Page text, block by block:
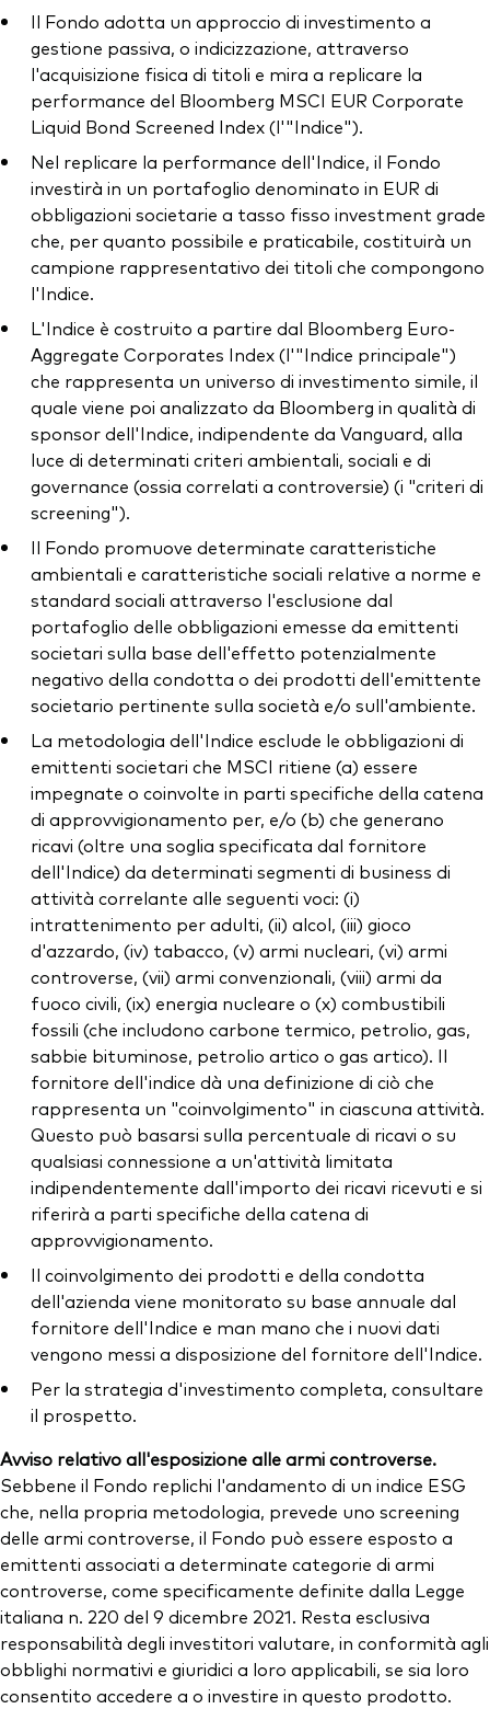
Il Fondo adotta un approccio di investimento a
gestione passiva, o indicizzazione, attraverso
l'acquisizione fisica di titoli e mira a replicare la
performance del Bloomberg MSCI EUR Corporate
Liquid Bond Screened Index (l'"Indice").
Nel replicare la performance dell'Indice, il Fondo
investirà in un portafoglio denominato in EUR di
obbligazioni societarie a tasso fisso investment grade
che, per quanto possibile e praticabile, costituirà un
campione rappresentativo dei titoli che compongono
l'Indice.
L'Indice è costruito a partire dal Bloomberg Euro-
Aggregate Corporates Index (l'"Indice principale")
che rappresenta un universo di investimento simile, il
quale viene poi analizzato da Bloomberg in qualità di
sponsor dell'Indice, indipendente da Vanguard, alla
luce di determinati criteri ambientali, sociali e di
governance (ossia correlati a controversie) (i "criteri di
screening").
Il Fondo promuove determinate caratteristiche
ambientali e caratteristiche sociali relative a norme e
standard sociali attraverso l'esclusione dal
portafoglio delle obbligazioni emesse da emittenti
societari sulla base dell'effetto potenzialmente
negativo della condotta o dei prodotti dell'emittente
societario pertinente sulla società e/o sull'ambiente.
La metodologia dell'Indice esclude le obbligazioni di
emittenti societari che MSCI ritiene (a) essere
impegnate o coinvolte in parti specifiche della catena
di approvvigionamento per, e/o (b) che generano
ricavi (oltre una soglia specificata dal fornitore
dell'Indice) da determinati segmenti di business di
attività correlante alle seguenti voci: (i)
intrattenimento per adulti, (ii) alcol, (iii) gioco
d'azzardo, (iv) tabacco, (v) armi nucleari, (vi) armi
controverse, (vii) armi convenzionali, (viii) armi da
fuoco civili, (ix) energia nucleare o (x) combustibili
fossili (che includono carbone termico, petrolio, gas,
sabbie bituminose, petrolio artico o gas artico). Il
fornitore dell'indice dà una definizione di ciò che
rappresenta un "coinvolgimento" in ciascuna attività.
Questo può basarsi sulla percentuale di ricavi o su
qualsiasi connessione a un'attività limitata
indipendentemente dall'importo dei ricavi ricevuti e si
riferirà a parti specifiche della catena di
approvvigionamento.
Il coinvolgimento dei prodotti e della condotta
dell'azienda viene monitorato su base annuale dal
fornitore dell'Indice e man mano che i nuovi dati
vengono messi a disposizione del fornitore dell'Indice.
Per la strategia d'investimento completa, consultare
il prospetto.
Avviso relativo all'esposizione alle armi controverse.
Sebbene il Fondo replichi l'andamento di un indice ESG
che, nella propria metodologia, prevede uno screening
delle armi controverse, il Fondo può essere esposto a
emittenti associati a determinate categorie di armi
controverse, come specificamente definite dalla Legge
italiana n. 220 del 9 dicembre 2021. Resta esclusiva
responsabilità degli investitori valutare, in conformità agli
obblighi normativi e giuridici a loro applicabili, se sia loro
consentito accedere a o investire in questo prodotto.